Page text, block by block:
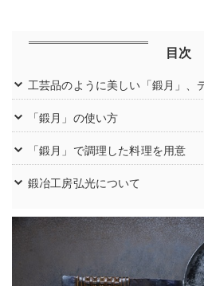
目次
工芸品のように美しい「鍛月」、
「鍛月」の使い方
「鍛月」で調理した料理を用意
鍛冶工房弘光について